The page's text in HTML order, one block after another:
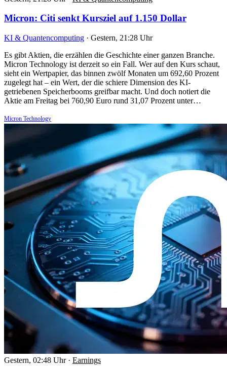
Micron: Citi senkt Kursziel auf 1.150 Dollar
KI & Quantencomputing · Gestern, 21:28 Uhr
Es gibt Aktien, die erzählen die Geschichte einer ganzen Branche.
Micron Technology ist derzeit so ein Fall. Wer auf den Kurs schaut,
sieht ein Wertpapier, das binnen zwölf Monaten um 692,60 Prozent
zugelegt hat – ein Wert, der die schiere Dimension des KI-
getriebenen Speicherbooms greifbar macht. Und doch notiert die
Aktie am Freitag bei 760,90 Euro rund 31,07 Prozent unter…
Micron Technology
Gestern, 02:48 Uhr · Earnings